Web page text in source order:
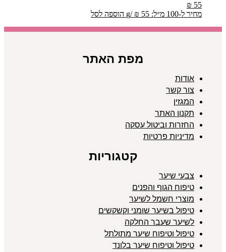
₪ 55
מחיר ל-100 מ״ל:
₪ 55
/
g הוספה לסל
מפת האתר
אודות
צור קשר
המגזין
תקנון האתר
החזרות וביטול עסקה
מדיניות פרטיות
קטגוריות
צבעי שיער
טיפוח הגוף והפנים
מוצרי חשמל לשיער
טיפול בשיער שומני וקשקשים
לשיער שעבר החלקה
טיפול וטיפוח שיער מתולתל
טיפול וטיפוח שיער בלונד